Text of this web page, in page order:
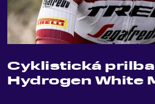
Cyklistická prilba
Hydrogen White